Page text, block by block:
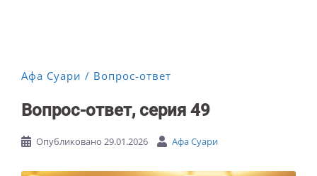
Афа Суари Вопрос-ответ
Вопрос-ответ, серия 49
Опубликовано 29.01.2026 Афа Суари